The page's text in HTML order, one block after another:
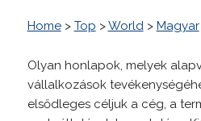
Home> Top >World> Magyar
Olyan honlapok, melyek
vállalkozások
elsődleges céljuk a cég, a